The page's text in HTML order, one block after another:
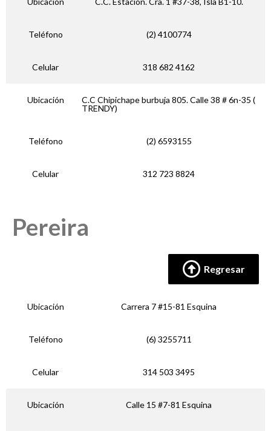
Teléfono (2) 4100774
Celular 318 682 4162
Ubicación
C.C Chipichape burbuja 805. Calle 38 # 6n-35 (
TRENDY)
Teléfono (2) 6593155
Celular 312 723 8824
Pereira
Regresar
Ubicación Carrera 7 #15-81 Esquina
Teléfono (6) 3255711
Celular 314 503 3495
Ubicación Calle 15 #7-81 Esquina